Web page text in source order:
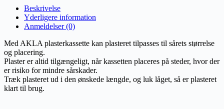
Beskrivelse
Yderligere information
Anmeldelser (0)
Med AKLA plasterkassette kan plasteret tilpasses til sårets størrelse
og placering.
Plaster er altid tilgængeligt, når kassetten placeres på steder, hvor der
er risiko for mindre sårskader.
Træk plasteret ud i den ønskede længde, og luk låget, så er plasteret
klart til brug.